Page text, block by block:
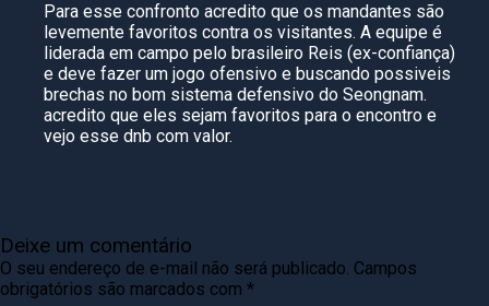
Para esse confronto acredito que os mandantes são
levemente favoritos contra os visitantes. A equipe é
liderada em campo pelo brasileiro Reis (ex-confiança)
e deve fazer um jogo ofensivo e buscando possiveis
brechas no bom sistema defensivo do Seongnam.
acredito que eles sejam favoritos para o encontro e
vejo esse dnb com valor.
Deixe um comentário
O seu endereço de e-mail não será publicado. Campos
obrigatórios são marcados com *